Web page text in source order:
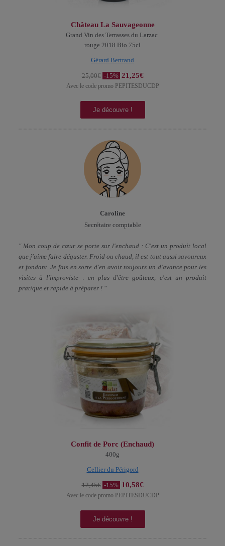
Château La Sauvageonne
Grand Vin des Terrasses du Larzac
rouge 2018 Bio 75cl
Gérard Bertrand
25,00€ -15% 21,25€
Avec le code promo PEPITESDUCDP
Je découvre !
Caroline
Secrétaire comptable
" Mon coup de cœur se porte sur l'enchaud : C'est un produit local
que j'aime faire déguster. Froid ou chaud, il est tout aussi savoureux
et fondant. Je fais en sorte d'en avoir toujours un d'avance pour les
visites à l'improviste : en plus d'être goûteux, c'est un produit
pratique et rapide à préparer ! "
Confit de Porc (Enchaud)
400g
Cellier du Périgord
12,45€ -15% 10,58€
Avec le code promo PEPITESDUCDP
Je découvre !